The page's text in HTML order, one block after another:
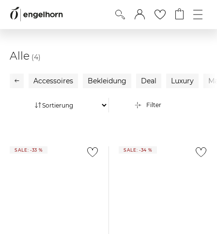
Alle (4)
Accessoires Bekleidung Deal Luxury
Filter
SALE: -33 % SALE: -34 %